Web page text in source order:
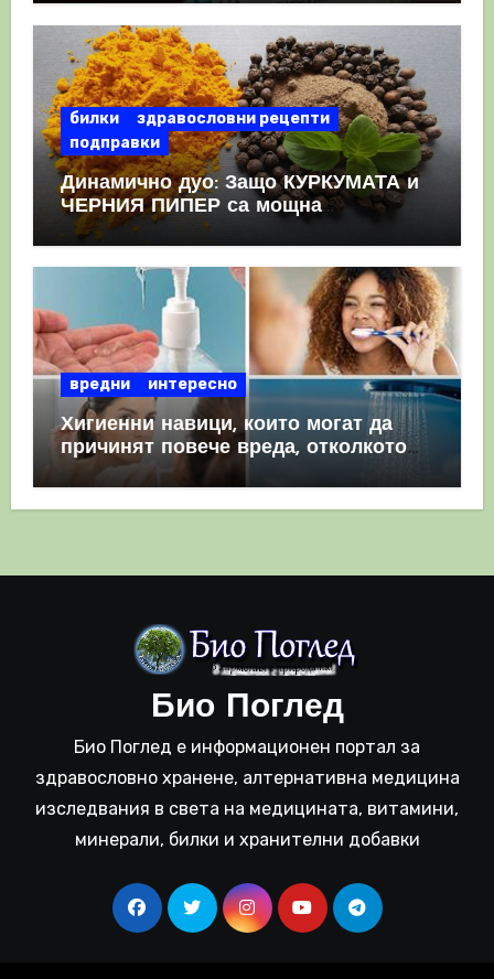
билки
здравословни рецепти
подправки
Динамично дуо: Защо КУРКУМАТА и
ЧЕРНИЯ ПИПЕР са мощна
комбинация
вредни интересно
Хигиенни навици, които могат да
причинят повече вреда, отколкото
полза
Био Поглед
Био Поглед е информационен портал за
здравословно хранене, алтернативна медицина
изследвания в света на медицината, витамини,
минерали, билки и хранителни добавки